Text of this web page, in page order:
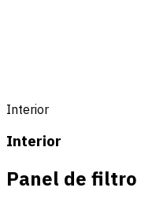
Interior
Interior
Panel de filtro